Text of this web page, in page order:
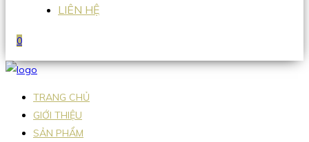
LIÊN HỆ
0
TRANG CHỦ
GIỚI THIỆU
SẢN PHẨM